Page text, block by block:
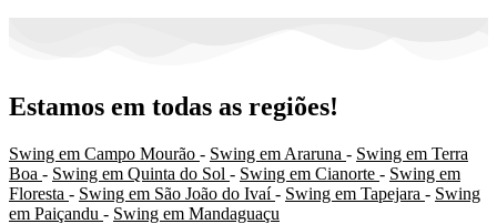
Estamos em todas as regiões!
Swing em Campo Mourão - Swing em Araruna - Swing em Terra
Boa - Swing em Quinta do Sol - Swing em Cianorte - Swing em
Floresta - Swing em São João do Ivaí- Swing em Tapejara - Swing
em Paiçandu - Swing em Mandaguaçu